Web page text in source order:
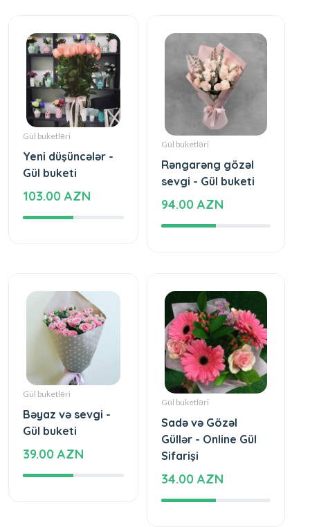
Gül buketləri
Yeni düşüncələr -
Gül buketi
103.00 AZN
Gül buketləri
Rəngarəng gözəl
sevgi - Gül buketi
94.00 AZN
Gül buketləri
Bəyaz və sevgi -
Gül buketi
39.00 AZN
Gül buketləri
Sadə və Gözəl
Güllər - Online Gül
Sifarişi
34.00 AZN